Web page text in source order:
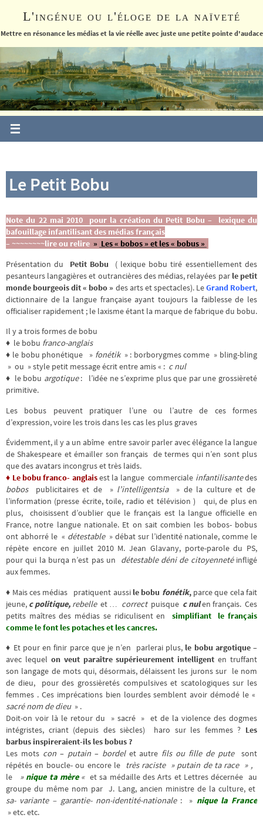
le
L'ingénue ou l'éloge de la naïveté
Mettre en résonance les médias et la vie réelle avec juste une petite pointe d'audace
Le Petit Bobu
Note du 22 mai 2010 pour la création du Petit Bobu – lexique du
bafouillage infantilisant des médias français
– ~~~~~~~~lire ou relire » Les « bobos » et les « bobus »
Présentation du Petit Bobu ( lexique bobu tiré essentiellement des
pesanteurs langagières et outrancières des médias, relayées parle petit
monde bourgeois dit « bobo » des arts et spectacles). LeGrand Robert,
dictionnaire de la langue française ayant toujours la faiblesse de les
officialiser rapidement ; le laxisme étant la marque de fabrique du bobu.
Il y a trois formes de bobu
♦ le bobu franco-anglais
♦ le bobu phonétique » fonétik» : borborygmes comme » bling-bling
» ou » style petit message écrit entre amis « : c nul
♦ le bobu argotique: l’idée ne s’exprime plus que par une grossièreté
primitive.
Les bobus peuvent pratiquer l’une ou l’autre de ces formes
d’expression, voire les trois dans les cas les plus graves
Évidemment, il y a un abîme entre savoir parler avec élégance la langue
de Shakespeare et émailler son français de termes qui n’en sont plus
que des avatars incongrus et très laids.
♦ Le bobu franco- anglaisest la langue commerciale infantilisantedes
bobospublicitaires et de » l’intelligentsia» de la culture et de
l’information (presse écrite, toile, radio et télévision ) qui, de plus en
plus, choisissent d’oublier que le français est la langue officielle en
France, notre langue nationale. Et on sait combien les bobos- bobus
ont abhorré le « détestable» débat sur l’identité nationale, comme le
répète encore en juillet 2010 M. Jean Glavany, porte-parole du PS,
pour qui la burqa n’est pas un détestable déni de citoyennetéinfligé
aux femmes.
♦ Mais ces médias pratiquent aussile bobu fonétik,parce que cela fait
jeune, c politique, rebelle et … correct puisque c nulen français. Ces
petits maîtres des médias se ridiculisent en simplifiant le français
comme le font les potaches et les cancres.
♦ Et pour en finir parce que je n’en parlerai plus, le bobu argotique–
avec lequel on veut paraître supérieurement intelligent en truffant
son langage de mots qui, désormais, délaissent les jurons sur le nom
de dieu, pour des grossièretés compulsives et scatologiques sur les
femmes . Ces imprécations bien lourdes semblent avoir démodé le «
sacré nom de dieu» .
Doit-on voir là le retour du » sacré » et de la violence des dogmes
intégristes, criant (depuis des siècles) haro sur les femmes ? Les
barbus inspireraient-ils les bobus ?
Les mots con–putain – bordel et autre fils ou fille de putesont
répétés en boucle- ou encore letrès raciste » putain de ta race » ,
le
» nique ta mère « et sa médaille des Arts et Lettres décernée au
groupe du même nom par J. Lang, ancien ministre de la culture, et
sa- variante – garantie- non-identité-nationale: » nique la France
» etc. etc.